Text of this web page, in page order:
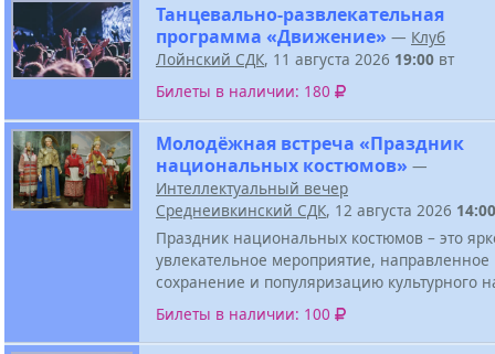
Танцевально-развлекательная
программа «Движение» — Клуб
Лойнский СДК, 11 августа 2026 19:00 вт
Билеты в наличии: 180
Молодёжная встреча «Праздник
национальных костюмов» —
Интеллектуальный вечер
Среднеивкинский СДК, 12 августа 2026 14:00
Праздник национальных костюмов – это
увлекательное мероприятие, направленное
сохранение и популяризацию культурного
Билеты в наличии: 100